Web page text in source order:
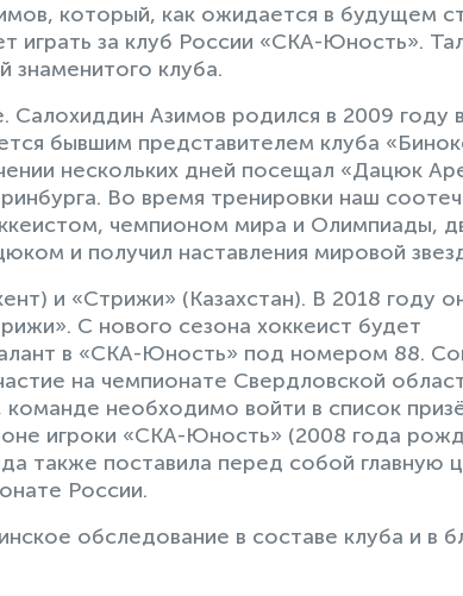
который, как ожидается в будущем
играть за клуб России «СКА-Юность».
знаменитого клуба.
Салохиддин Азимов родился в 2009 году
бывшим представителем клуба
нескольких дней посещал «Дацюк
Во время тренировки наш
чемпионом мира и Олимпиады,
и получил наставления мировой
и «Стрижи» (Казахстан). В 2018 году
С нового сезона хоккеист будет
в «СКА-Юность» под номером 88.
на чемпионате Свердловской
команде необходимо войти в список
игроки «СКА-Юность» (2008 года
также поставила перед собой главную
России.
обследование в составе клуба и в